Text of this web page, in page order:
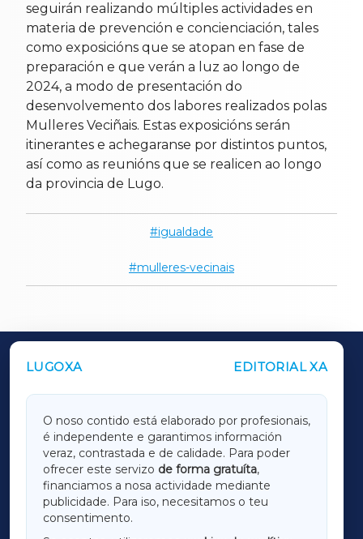
seguirán realizando múltiples actividades en
materia de prevención e concienciación, tales
como exposicións que se atopan en fase de
preparación e que verán a luz ao longo de
2024, a modo de presentación do
desenvolvemento dos labores realizados polas
Mulleres Veciñais. Estas exposicións serán
itinerantes e achegaranse por distintos puntos,
así como as reunións que se realicen ao longo
da provincia de Lugo.
igualdade
mulleres-vecinais
LUGOXA EDITORIAL XA
O noso contido está elaborado por profesionais,
é independente e garantimos información
veraz, contrastada e de calidade. Para poder
ofrecer este servizo de forma gratuíta,
financiamos a nosa actividade mediante
publicidade. Para iso, necesitamos o teu
consentimento.
OUTROS PERIÓDICOS
LUGOXA
TERRACHAXA